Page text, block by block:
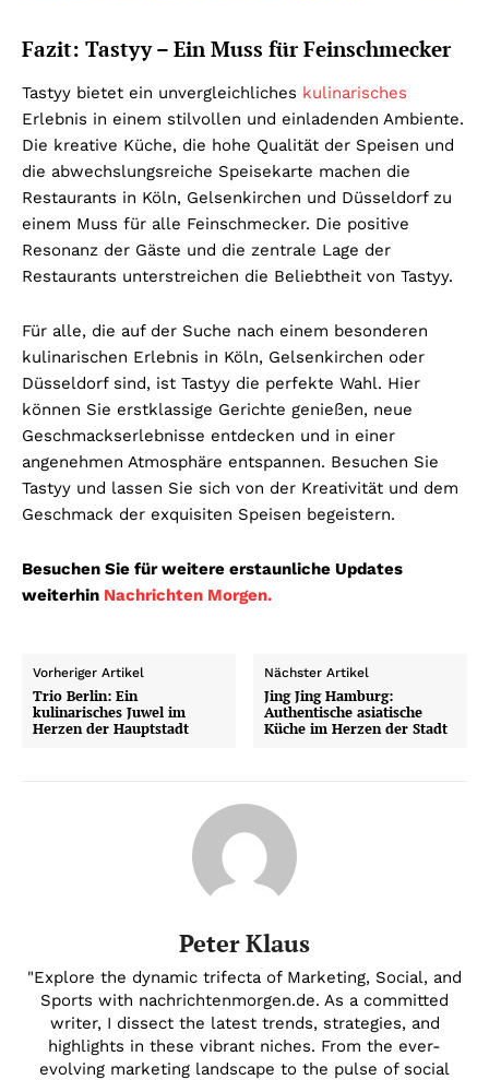
Fazit: Tastyy – Ein Muss für Feinschmecker
Tastyy bietet ein unvergleichliches kulinarisches
Erlebnis in einem stilvollen und einladenden Ambiente.
Die kreative Küche, die hohe Qualität der Speisen und
die abwechslungsreiche Speisekarte machen die
Restaurants in Köln, Gelsenkirchen und Düsseldorf zu
einem Muss für alle Feinschmecker. Die positive
Resonanz der Gäste und die zentrale Lage der
Restaurants unterstreichen die Beliebtheit von Tastyy.
Für alle, die auf der Suche nach einem besonderen
kulinarischen Erlebnis in Köln, Gelsenkirchen oder
Düsseldorf sind, ist Tastyy die perfekte Wahl. Hier
können Sie erstklassige Gerichte genießen, neue
Geschmackserlebnisse entdecken und in einer
angenehmen Atmosphäre entspannen. Besuchen Sie
Tastyy und lassen Sie sich von der Kreativität und dem
Geschmack der exquisiten Speisen begeistern.
Besuchen Sie für weitere erstaunliche Updates
weiterhin Nachrichten Morgen.
Vorheriger Artikel
Trio Berlin: Ein
kulinarisches Juwel im
Herzen der Hauptstadt
Nächster Artikel
Jing Jing Hamburg:
Authentische asiatische
Küche im Herzen der Stadt
Peter Klaus
"Explore the dynamic trifecta of Marketing, Social, and
Sports with nachrichtenmorgen.de. As a committed
writer, I dissect the latest trends, strategies, and
highlights in these vibrant niches. From the ever-
evolving marketing landscape to the pulse of social